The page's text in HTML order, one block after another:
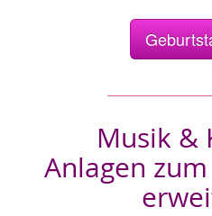
Musik &
Anlagen